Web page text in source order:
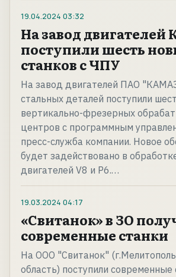
19.04.2024 03:32
На завод
поступили шесть
станков с ЧПУ
На завод двигателей ПАО
стальных деталей поступили
вертикально-фрезерных
центров с программным
пресс-служба компании. Новое
будет задействовано в
двигателей V8 и Р6.…
19.03.2024 04:17
«Свитанок» в ЗО
современные станки
На ООО "Свитанок"
область) поступили современные